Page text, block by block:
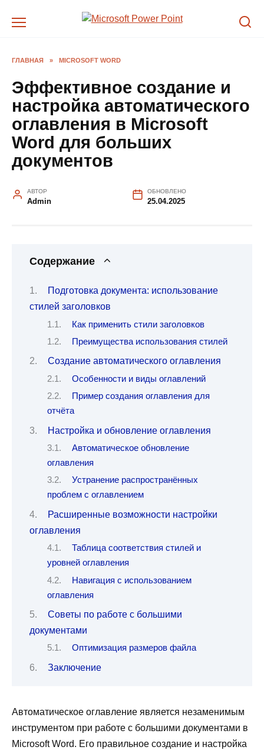
ГЛАВНАЯ » MICROSOFT WORD
Эффективное создание и
настройка автоматического
оглавления в Microsoft
Word для больших
документов
АВТОР
Admin
ОБНОВЛЕНО
25.04.2025
Содержание
Подготовка документа: использование
стилей заголовков
Как применить стили заголовков
Преимущества использования стилей
Создание автоматического оглавления
Особенности и виды оглавлений
Пример создания оглавления для
отчёта
Настройка и обновление оглавления
Автоматическое обновление
оглавления
Устранение распространённых
проблем с оглавлением
Расширенные возможности настройки
оглавления
Таблица соответствия стилей и
уровней оглавления
Навигация с использованием
оглавления
Советы по работе с большими
документами
Оптимизация размеров файла
Заключение
Автоматическое оглавление является незаменимым
инструментом при работе с большими документами в
Microsoft Word. Его правильное создание и настройка